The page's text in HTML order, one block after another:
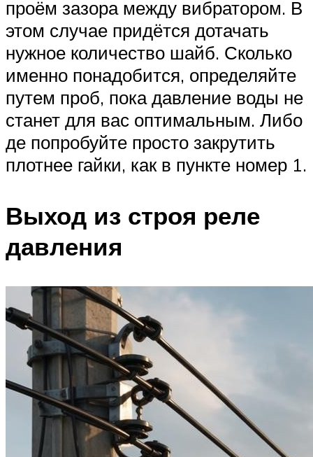
проём зазора между вибратором. В
этом случае придётся дотачать
нужное количество шайб. Сколько
именно понадобится, определяйте
путем проб, пока давление воды не
станет для вас оптимальным. Либо
де попробуйте просто закрутить
плотнее гайки, как в пункте номер 1.
Выход из строя реле
давления